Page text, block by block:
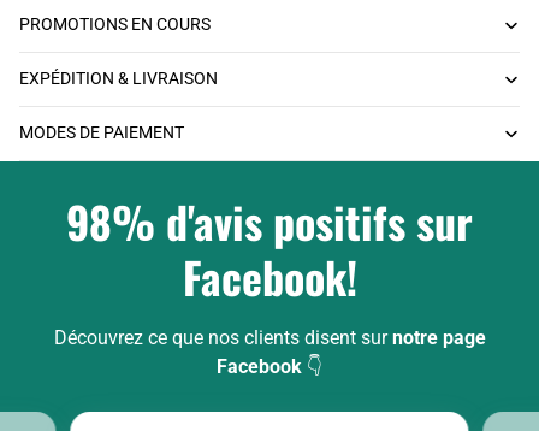
PROMOTIONS EN COURS
EXPÉDITION & LIVRAISON
MODES DE PAIEMENT
98% d'avis positifs sur
Facebook!
Découvrez ce que nos clients disent surnotre page
Facebook 👇